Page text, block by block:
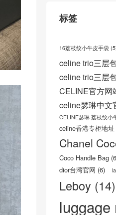
區藍田 SAINT
NT NIKI小號黑色
複古牛皮革橫款
标签
celine trio三层包
celine trio三层
CELINE官方网站
celine瑟琳中文
CELINE瑟琳 荔枝纹小